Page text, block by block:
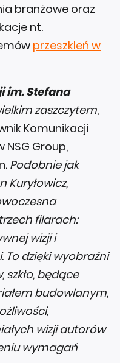
branżowe oraz
nt.
przeszkleń w
im. Stefana
zaszczytem,
Komunikacji
NSG Group,
Podobnie jak
Kuryłowicz,
filarach:
wizji i
dzięki wyobraźni
będące
budowlanym,
wizji autorów
wymagań